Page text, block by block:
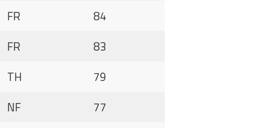
FR
84
FR
83
TH
79
NF
77